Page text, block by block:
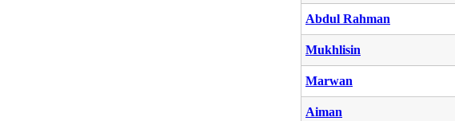
Abdul Rahman
Mukhlisin
Marwan
Aiman